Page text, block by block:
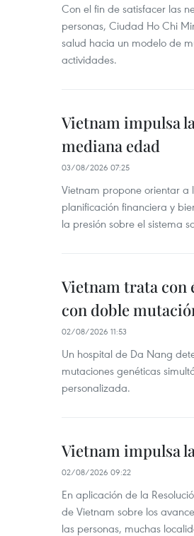
Con el fin de satisfacer las
personas, Ciudad Ho Chi
salud hacia un modelo de
actividades.
Vietnam impulsa
mediana edad
03/08/2026 07:25
Vietnam propone orientar a
planificación financiera y
la presión sobre el sistema
Vietnam trata con
con doble
02/08/2026 11:53
Un hospital de Da Nang
mutaciones genéticas
personalizada.
Vietnam impulsa
02/08/2026 09:22
En aplicación de la
de Vietnam sobre los
las personas, muchas